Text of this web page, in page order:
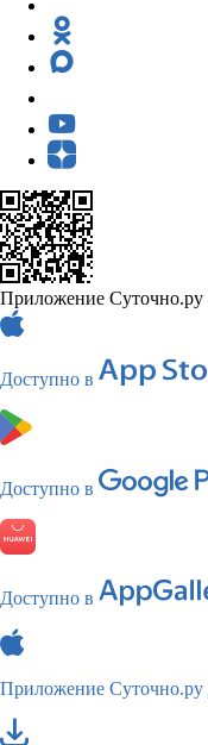
Приложение Суточно.ру
Доступно в
Доступно в
Доступно в
Приложение Суточно.ру